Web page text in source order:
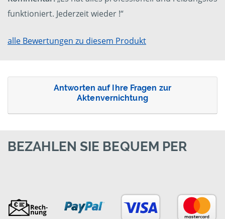
funktioniert. Jederzeit wieder !“
alle Bewertungen zu diesem Produkt
Antworten auf Ihre Fragen zur
Aktenvernichtung
BEZAHLEN SIE BEQUEM PER